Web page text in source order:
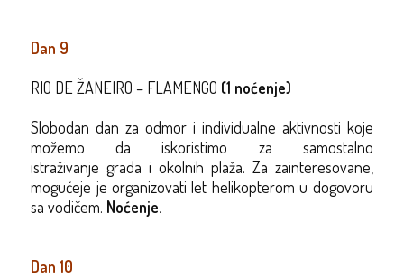
Dan 9
RIO DE ŽANEIRO – FLAMENGO (1 noćenje)
Slobodan dan zaodmor i individualne aktivnosti koje
možemo da iskoristimo za
samostalno
istraživanje grada i okolnih plaža. Za zainteresovane,
mogućeje je organizovati let helikopterom u dogovoru
sa vodičem. Noćenje.
Dan 10